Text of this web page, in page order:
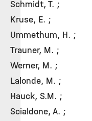
Schmidt, T. ;
Kruse, E. ;
Ummethum, H. ;
Trauner, M. ;
Werner, M. ;
Lalonde, M. ;
Hauck, S.M. ;
Scialdone, A. ;